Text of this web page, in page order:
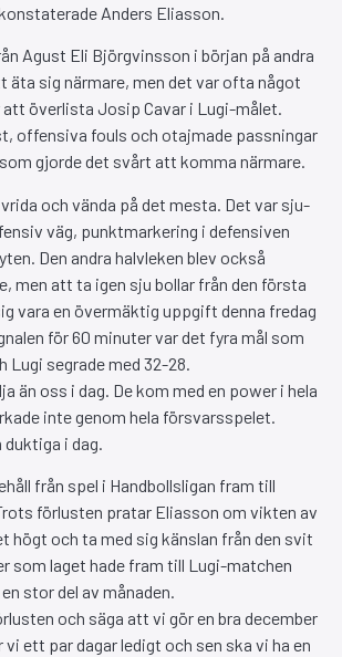
Anders Eliasson.
Agust Eli Björgvinsson i början på andra
äta sig närmare, men det var ofta något
överlista Josip Cavar i Lugi-målet.
offensiva fouls och otajmade passningar
gjorde det svårt att komma närmare.
och vända på det mesta. Det var sju-
väg, punktmarkering i defensiven
Den andra halvleken blev också
men att ta igen sju bollar från den första
vara en övermäktig uppgift denna fredag
för 60 minuter var det fyra mål som
Lugi segrade med 32-28.
än oss i dag. De kom med en power i hela
inte genom hela försvarsspelet.
i dag.
från spel i Handbollsligan fram till
förlusten pratar Eliasson om vikten av
högt och ta med sig känslan från den svit
som laget hade fram till Lugi-matchen
stor del av månaden.
och säga att vi gör en bra december
ett par dagar ledigt och sen ska vi ha en